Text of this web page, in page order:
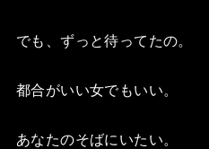
でも、ずっと待ってたの。
都合がいい女でもいい。
あなたのそばにいたい。